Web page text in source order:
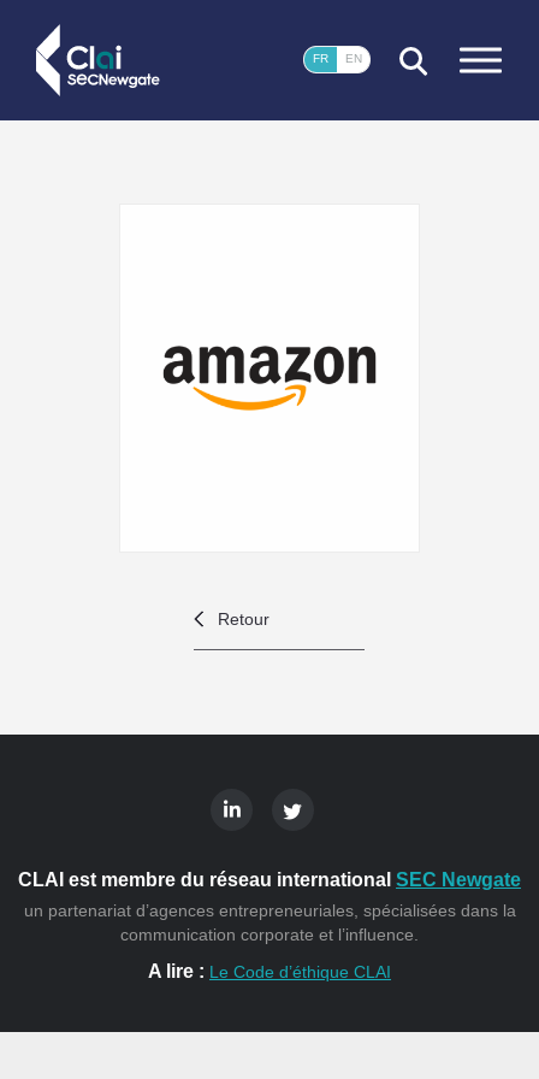
FERMER
FR EN
Retour
CLAI est membre du réseau international SEC Newgate
un partenariat d’agences entrepreneuriales, spécialisées dans la
communication corporate et l’influence.
A lire : Le Code d’éthique CLAI